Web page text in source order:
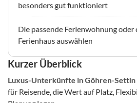
besonders gut funktioniert
Die passende Ferienwohnung oder
Ferienhaus auswählen
Kurzer Überblick
Luxus-Unterkünfte in Göhren-Settin
für Reisende, die Wert auf Platz,